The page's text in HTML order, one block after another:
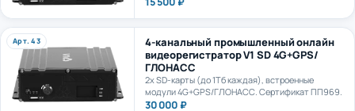
Арт. 43
4-канальный промышленный онлайн
видеорегистратор V1 SD 4G+GPS/
ГЛОНАСС
2х SD-карты (до 1Тб каждая), встроенные
модули 4G+GPS/ГЛОНАСС. Сертификат ПП969.
30 000 ₽